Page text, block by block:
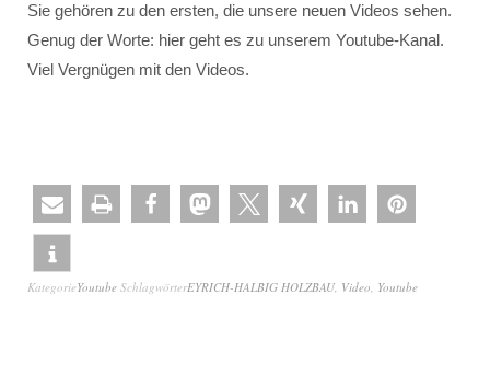
Sie gehören zu den ersten, die unsere neuen Videos sehen.
Genug der Worte: hier geht es zu unserem Youtube-Kanal.
Viel Vergnügen mit den Videos.
KategorieYoutube SchlagwörterEYRICH-HALBIG HOLZBAU, Video, Youtube